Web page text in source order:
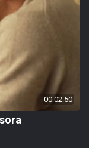
00:02:50